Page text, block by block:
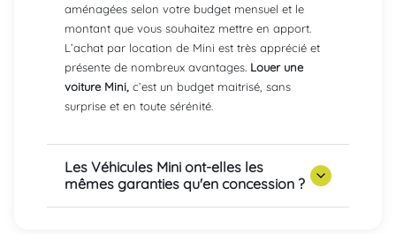
aménagées selon votre budget mensuel et le
montant que vous souhaitez mettre en apport.
L’achat par location de Mini est très apprécié et
présente de nombreux avantages. Louer une
voiture Mini, c’est un budget maitrisé, sans
surprise et en toute sérénité.
Les Véhicules Mini ont-elles les
mêmes garanties qu'en concession ?